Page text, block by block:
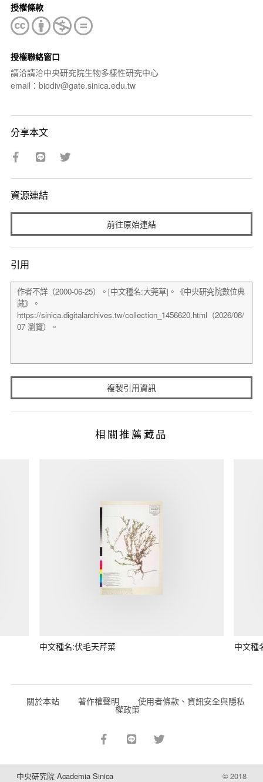
授權條款
授權聯絡窗口
請洽請洽中央研究院生物多樣性研究中心
email：biodiv@gate.sinica.edu.tw
分享本文
資源連結
前往原始連結
引用
複製引用資訊
相關推薦藏品
中文種名:伏毛天芹菜 中文種
關於本站 著作權聲明 使用者條款、資訊安全與隱私
權政策
中央研究院 Academia Sinica © 2018